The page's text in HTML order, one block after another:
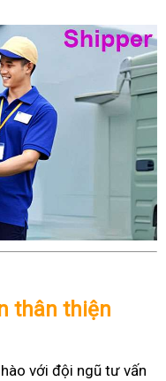
thân thiện
với đội ngũ tư vấn